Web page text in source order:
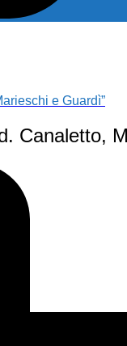
e Guardì”
Canaletto,